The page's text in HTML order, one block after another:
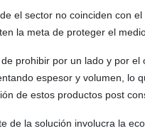
el sector no coinciden con
la meta de proteger el
prohibir por un lado y por
espesor y volumen, lo
de estos productos post
de la solución involucra la